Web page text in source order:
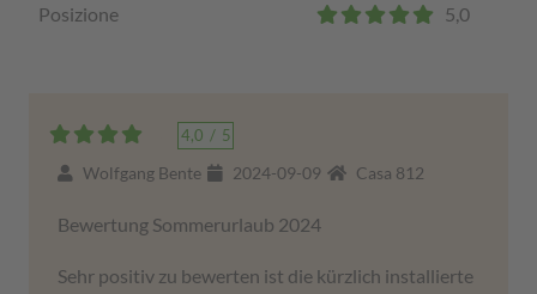
Posizione 5,0
4,0 / 5
Wolfgang Bente 2024-09-09 Casa 812
Bewertung Sommerurlaub 2024
Sehr positiv zu bewerten ist die kürzlich installierte